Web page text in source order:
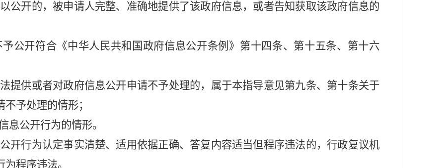
公开的，被申请人完整、准确地提供了该政府信息，或者告知获取该政府信息的
予公开符合《中华人民共和国政府信息公开条例》第十四条、第十五条、第十六
提供或者对政府信息公开申请不予处理的，属于本指导意见第九条、第十条关于
予处理的情形；
息公开行为的情形。
开行为认定事实清楚、适用依据正确、答复内容适当但程序违法的，行政复议机
程序违法。